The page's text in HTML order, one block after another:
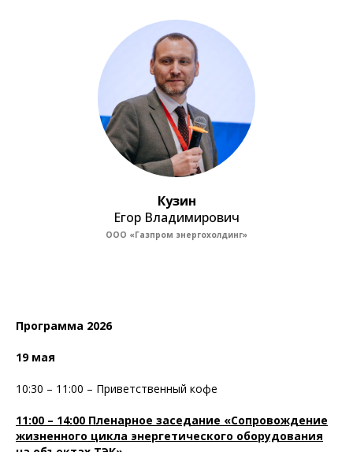
Кузин
Егор Владимирович
ООО «Газпром энергохолдинг»
Программа 2026
19 мая
10:30 – 11:00 – Приветственный кофе
11:00 – 14:00 Пленарное заседание «Сопровождение
жизненного цикла энергетического оборудования